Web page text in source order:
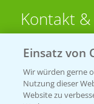
Kontakt
T.+49
Einsatz von
Wir würden gerne
Nutzung dieser
Website zu